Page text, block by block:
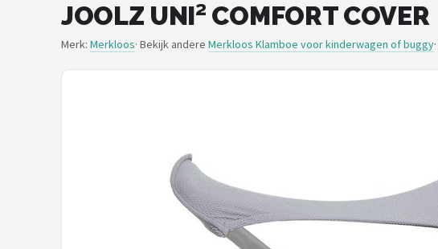
Merken
Babykleding Cadeaus
JOOLZ UNI² COMFORT COVER
Merk: Merkloos· Bekijk andere Merkloos Klamboe voor kinderwagen of buggy·